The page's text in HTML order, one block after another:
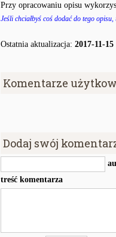
Przy opracowaniu opisu
Jeśli chciałbyś coś dodać do tego
Ostatnia aktualizacja: 2017-11-15
Komentarze
Dodaj swój
treść komentarza